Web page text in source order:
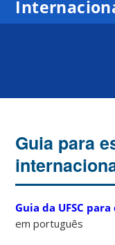
Guia para
Guia da UFSC
em português